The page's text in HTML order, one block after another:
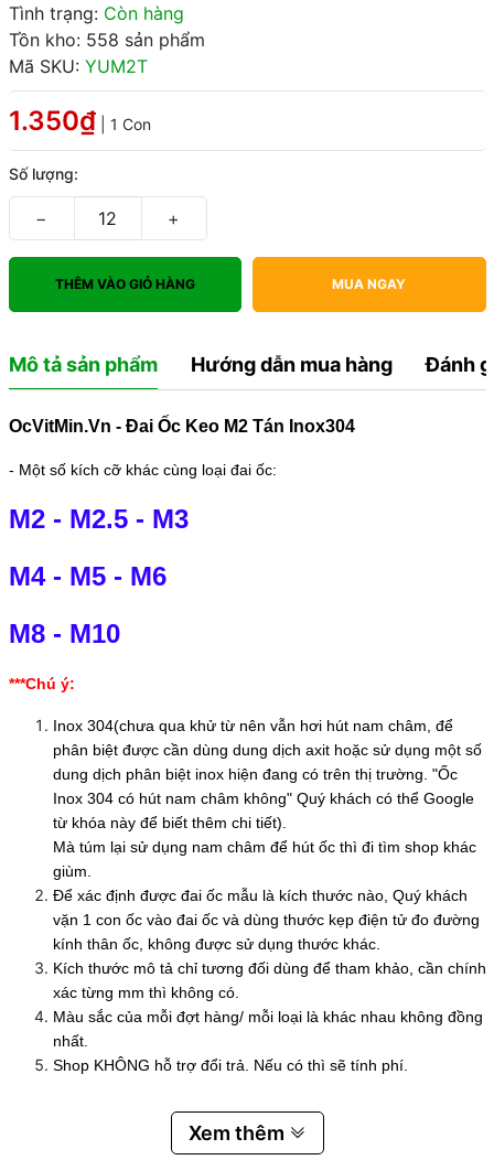
Tình trạng: Còn hàng
Tồn kho: 558 sản phẩm
Mã SKU: YUM2T
1.350₫ | 1 Con
Số lượng:
− +
THÊM VÀO GIỎ HÀNG MUA NGAY
Mô tả sản phẩm Hướng dẫn mua hàng Đánh
OcVitMin.Vn - Đai Ốc Keo M2 Tán Inox304
- Một số kích cỡ khác cùng loại đai ốc:
M2- M2.5- M3
M4- M5- M6
M8- M10
***Chú ý:
Inox 304(chưa qua khử từ nên vẫn hơi hút nam châm, để
phân biệt được cần dùng dung dịch axit hoặc sử dụng một số
dung dịch phân biệt inox hiện đang có trên thị trường. "Ốc
Inox 304 có hút nam châm không" Quý khách có thể Google
từ khóa này để biết thêm chi tiết).
Mà túm lại sử dụng nam châm để hút ốc thì đi tìm shop khác
giùm.
Để xác định được đai ốc mẫu là kích thước nào, Quý khách
vặn 1 con ốc vào đai ốc và dùng thước kẹp điện tử đo đường
kính thân ốc, không được sử dụng thước khác.
Kích thước mô tả chỉ tương đối dùng để tham khảo, cần chính
xác từng mm thì không có.
Màu sắc của mỗi đợt hàng/ mỗi loại là khác nhau không đồng
nhất.
Shop KHÔNG hỗ trợ đổi trả. Nếu có thì sẽ tính phí.
Xem thêm